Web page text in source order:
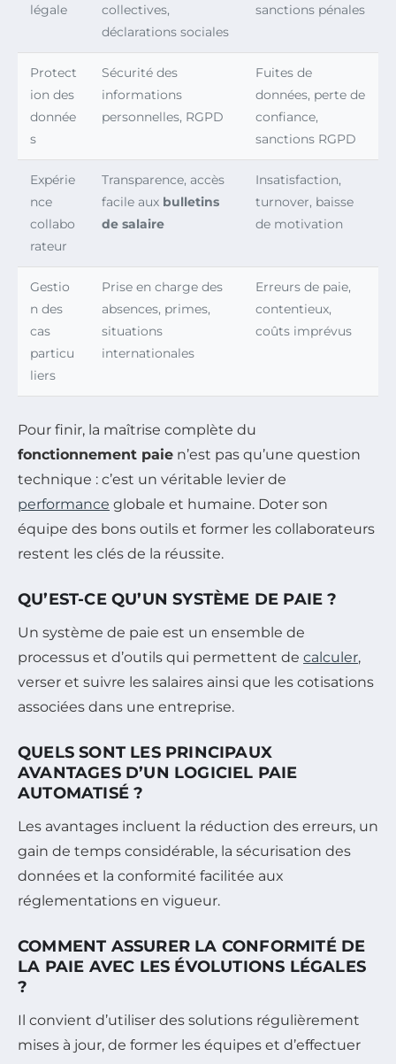
légale
collectives,
déclarations sociales
sanctions pénales
Protect
ion des
donnée
s
Sécurité des
informations
personnelles, RGPD
Fuites de
données, perte de
confiance,
sanctions RGPD
Expérie
nce
collabo
rateur
Transparence, accès
facile aux bulletins
de salaire
Insatisfaction,
turnover, baisse
de motivation
Gestio
n des
cas
particu
liers
Prise en charge des
absences, primes,
situations
internationales
Erreurs de paie,
contentieux,
coûts imprévus
Pour finir, la maîtrise complète du
fonctionnement paie n’est pas qu’une question
technique : c’est un véritable levier de
performance globale et humaine. Doter son
équipe des bons outils et former les collaborateurs
restent les clés de la réussite.
QU’EST-CE QU’UN SYSTÈME DE PAIE ?
Un système de paie est un ensemble de
processus et d’outils qui permettent de calculer,
verser et suivre les salaires ainsi que les cotisations
associées dans une entreprise.
QUELS SONT LES PRINCIPAUX
AVANTAGES D’UN LOGICIEL PAIE
AUTOMATISÉ ?
Les avantages incluent la réduction des erreurs, un
gain de temps considérable, la sécurisation des
données et la conformité facilitée aux
réglementations en vigueur.
COMMENT ASSURER LA CONFORMITÉ DE
LA PAIE AVEC LES ÉVOLUTIONS LÉGALES
?
Il convient d’utiliser des solutions régulièrement
mises à jour, de former les équipes et d’effectuer